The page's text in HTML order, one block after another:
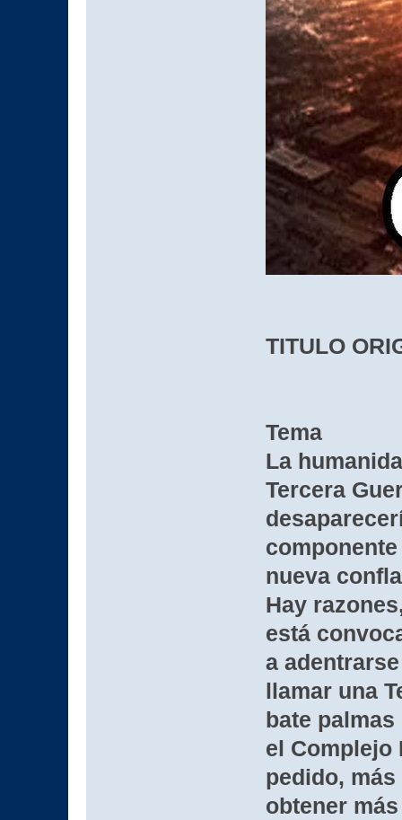
TITULO
Tema
La
Tercera
nueva
Hay
está
a
llamar una
bate
el Complejo
pedido,
obtener